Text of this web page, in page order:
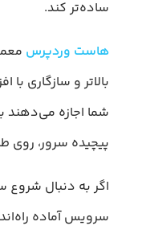
ساده‌تر کند.
هاست وردپرس
بالاتر و سازگاری
شما اجازه می‌دهند
پیچیده سرور، روی
اگر به دنبال شروع
سرویس آماده